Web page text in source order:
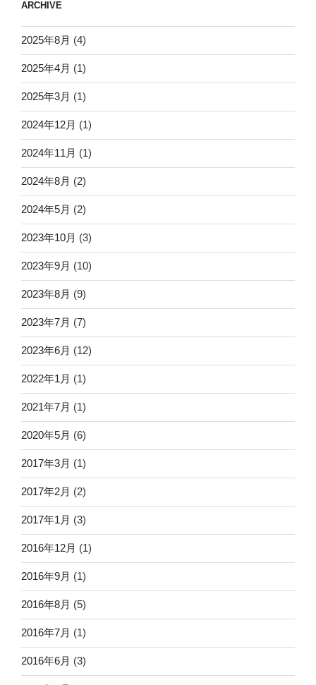
ARCHIVE
2025年8月 (4)
2025年4月 (1)
2025年3月 (1)
2024年12月 (1)
2024年11月 (1)
2024年8月 (2)
2024年5月 (2)
2023年10月 (3)
2023年9月 (10)
2023年8月 (9)
2023年7月 (7)
2023年6月 (12)
2022年1月 (1)
2021年7月 (1)
2020年5月 (6)
2017年3月 (1)
2017年2月 (2)
2017年1月 (3)
2016年12月 (1)
2016年9月 (1)
2016年8月 (5)
2016年7月 (1)
2016年6月 (3)